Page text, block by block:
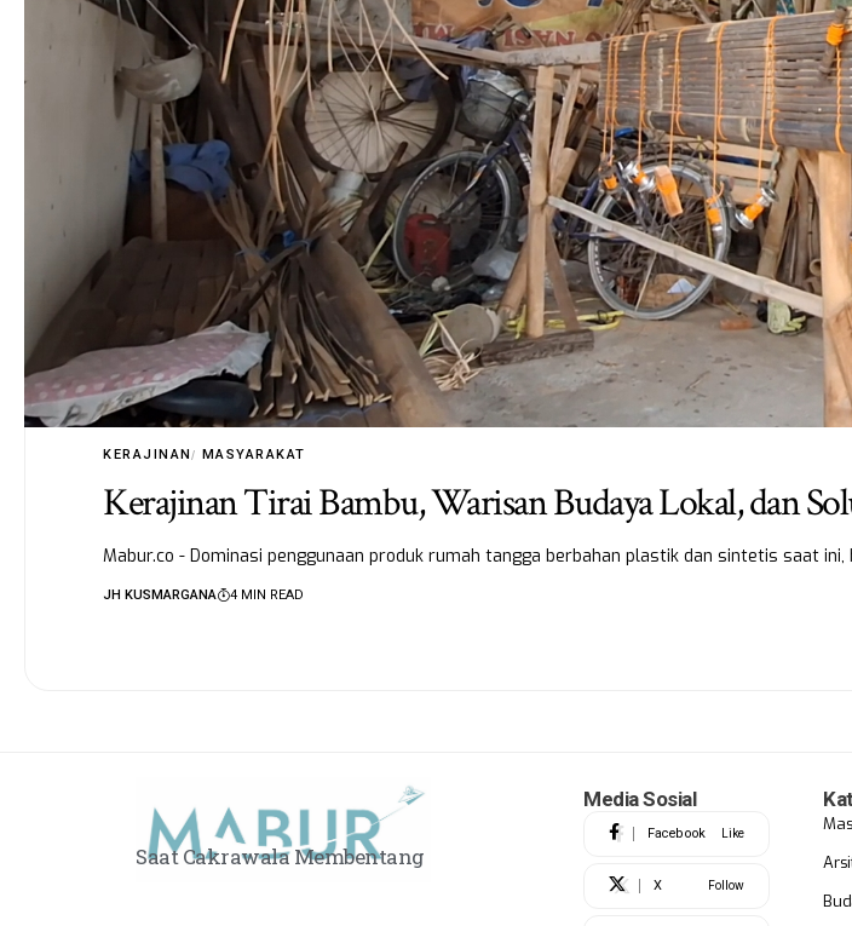
KERAJINAN MASYARAKAT
Kerajinan Tirai Bambu, Warisan Budaya Lokal, dan
Mabur.co - Dominasi penggunaan produk rumah tangga berbahan plastik dan sintetis saat
JH KUSMARGANA 4 MIN READ
Saat Cakrawala Membentang
Media Sosial
Facebook Like
X Follow